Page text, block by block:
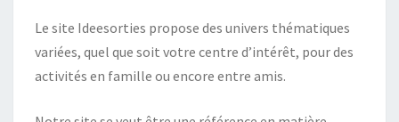
Le site Ideesorties propose des univers thématiques
variées, quel que soit votre centre d’intérêt, pour des
activités en famille ou encore entre amis.